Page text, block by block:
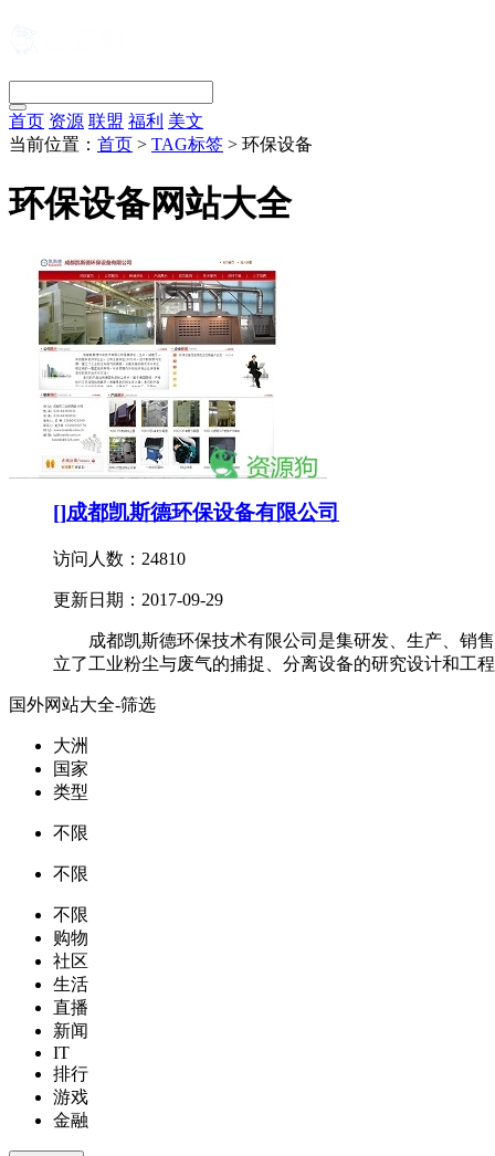
首页 资源 联盟 福利 美文
当前位置： 首页 > TAG标签 > 环保设备
环保设备网站大全
[]成都凯斯德环保设备有限公司
访问人数： 24810
更新日期： 2017-09-29
成都凯斯德环保技术有限公司是集研发、生产、销
立了工业粉尘与废气的捕捉、分离设备的研究设计和工
国外网站大全-筛选
大洲
国家
类型
不限
不限
不限
购物
社区
生活
直播
新闻
IT
排行
游戏
金融